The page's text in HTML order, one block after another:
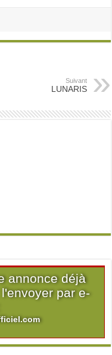
Suivant
LUNARIS
annonce déjà
par e-